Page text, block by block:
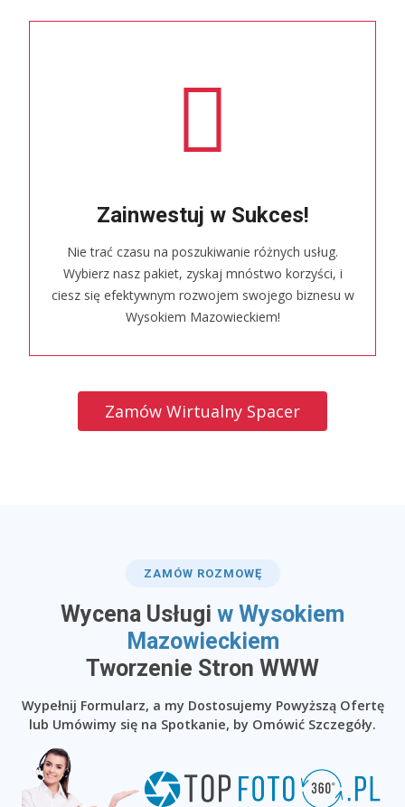
Zainwestuj w Sukces!
Nie trać czasu na poszukiwanie różnych usług.
Wybierz nasz pakiet, zyskaj mnóstwo korzyści, i
ciesz się efektywnym rozwojem swojego biznesu w
Wysokiem Mazowieckiem!
Zamów Wirtualny Spacer
ZAMÓW ROZMOWĘ
Wycena Usługi w Wysokiem
Mazowieckiem
​Tworzenie Stron WWW
Wypełnij Formularz, a my Dostosujemy Powyższą Ofertę
lub Umówimy się na Spotkanie, by Omówić Szczegóły.